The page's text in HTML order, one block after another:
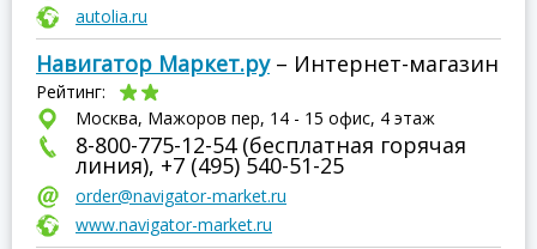
autolia.ru
Навигатор Маркет.ру– Интернет-магазин
Рейтинг:
Москва, Мажоров пер, 14 - 15 офис, 4 этаж
8-800-775-12-54 (бесплатная горячая
линия), +7 (495) 540-51-25
order@navigator-market.ru
www.navigator-market.ru